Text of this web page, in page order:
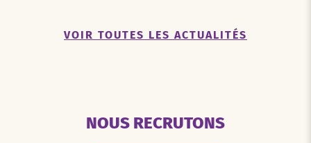
VOIR TOUTES LES ACTUALITÉS
NOUS RECRUTONS